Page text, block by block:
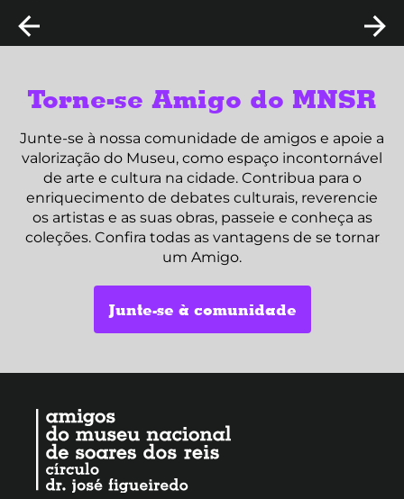
Torne-se Amigo do MNSR
Junte-se à nossa comunidade de amigos e apoie a
valorização do Museu, como espaço incontornável
de arte e cultura na cidade. Contribua para o
enriquecimento de debates culturais, reverencie
os artistas e as suas obras, passeie e conheça as
coleções. Confira todas as vantagens de se tornar
um Amigo.
Junte-se à comunidade